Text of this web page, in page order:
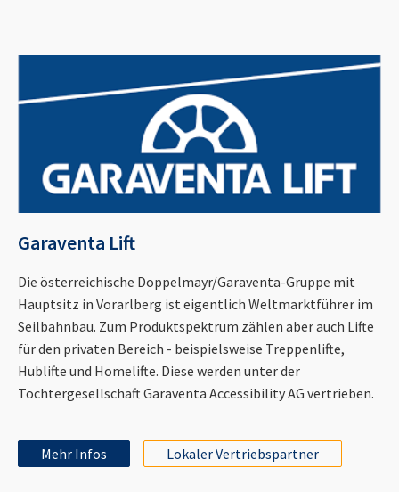
Garaventa Lift
Die österreichische Doppelmayr/Garaventa-Gruppe mit
Hauptsitz in Vorarlberg ist eigentlich Weltmarktführer im
Seilbahnbau. Zum Produktspektrum zählen aber auch Lifte
für den privaten Bereich - beispielsweise Treppenlifte,
Hublifte und Homelifte. Diese werden unter der
Tochtergesellschaft Garaventa Accessibility AG vertrieben.
Mehr Infos Lokaler Vertriebspartner